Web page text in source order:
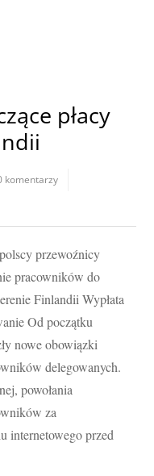
płacy
komentarzy
przewoźnicy
pracowników do
Finlandii Wypłata
Od początku
nowe obowiązki
delegowanych.
powołania
za
internetowego przed